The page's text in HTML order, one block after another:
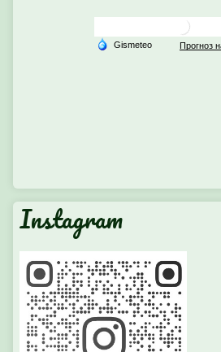
Instagram